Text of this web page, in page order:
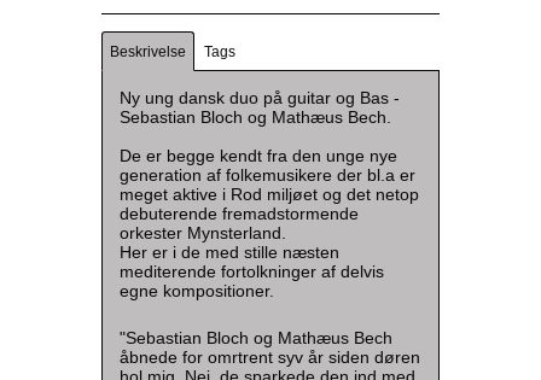
Beskrivelse Tags
Ny ung dansk duo på guitar og Bas -
Sebastian Bloch og Mathæus Bech.
De er begge kendt fra den unge nye
generation af folkemusikere der bl.a er
meget aktive i Rod miljøet og det netop
debuterende fremadstormende
orkester Mynsterland.
Her er i de med stille næsten
mediterende fortolkninger af delvis
egne kompositioner.
"Sebastian Bloch og Mathæus Bech
åbnede for omrtrent syv år siden døren
hol mig. Nej, de sparkede den ind med